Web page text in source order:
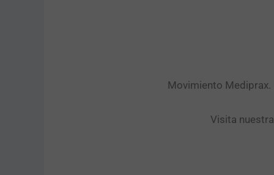
Movimiento Mediprax.
Visita